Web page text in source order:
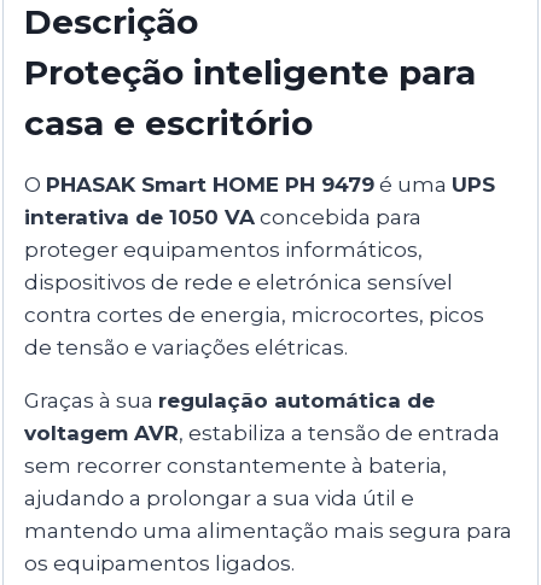
Descrição
Proteção inteligente para
casa e escritório
O PHASAK Smart HOME PH 9479 é uma UPS
interativa de 1050 VA concebida para
proteger equipamentos informáticos,
dispositivos de rede e eletrónica sensível
contra cortes de energia, microcortes, picos
de tensão e variações elétricas.
Graças à sua regulação automática de
voltagem AVR, estabiliza a tensão de entrada
sem recorrer constantemente à bateria,
ajudando a prolongar a sua vida útil e
mantendo uma alimentação mais segura para
os equipamentos ligados.